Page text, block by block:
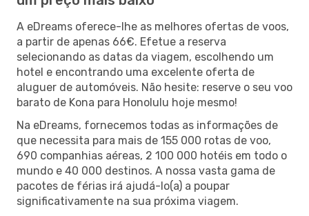
A eDreams oferece-lhe as melhores ofertas de voos,
a partir de apenas 66€. Efetue a reserva
selecionando as datas da viagem, escolhendo um
hotel e encontrando uma excelente oferta de
aluguer de automóveis. Não hesite: reserve o seu voo
barato de Kona para Honolulu hoje mesmo!
Na eDreams, fornecemos todas as informações de
que necessita para mais de 155 000 rotas de voo,
690 companhias aéreas, 2 100 000 hotéis em todo o
mundo e 40 000 destinos. A nossa vasta gama de
pacotes de férias irá ajudá-lo(a) a poupar
significativamente na sua próxima viagem.